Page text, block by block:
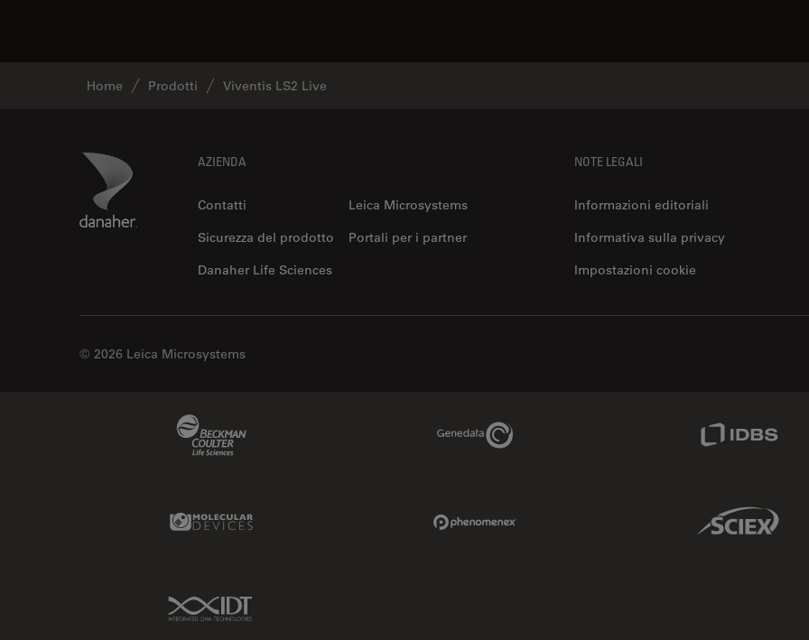
Home Prodotti Viventis LS2 Live
Danaher Logo AZIENDA
Contatti
Leica Microsystems
Sicurezza del prodotto
Portali per i partner
Danaher Life Sciences
NOTE LEGALI
Informazioni editoriali
Informativa sulla privacy
Impostazioni cookie
© 2026 Leica Microsystems
Genedata Link
Molecular Devices Link Sciex Link
IDT Link